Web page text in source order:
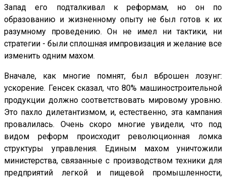
Запад его подталкивал к реформам, но он по
образованию и жизненному опыту не был готов к их
разумному проведению. Он не имел ни тактики, ни
стратегии - были сплошная импровизация и желание все
изменить одним махом.
Вначале, как многие помнят, был вброшен лозунг:
ускорение. Генсек сказал, что 80% машиностроительной
продукции должно соответствовать мировому уровню.
Это пахло дилетантизмом, и, естественно, эта кампания
провалилась. Очень скоро многие увидели, что под
видом реформ происходит революционная ломка
структуры управления. Единым махом уничтожили
министерства, связанные с производством техники для
предприятий легкой и пищевой промышленности,